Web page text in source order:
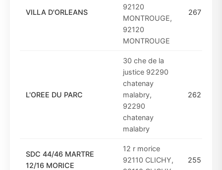
VILLA D'ORLEANS
92120
MONTROUGE,
92120
MONTROUGE
267
L'OREE DU PARC
30 che de la
justice 92290
chatenay
malabry,
92290
chatenay
malabry
262
SDC 44/46 MARTRE
12/16 MORICE
12 r morice
92110 CLICHY,
255